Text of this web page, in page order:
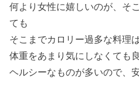
何より女性に嬉しいのが、そ
ても
そこまでカロリー過多な料理
体重をあまり気にしなくても
ヘルシーなものが多いので、